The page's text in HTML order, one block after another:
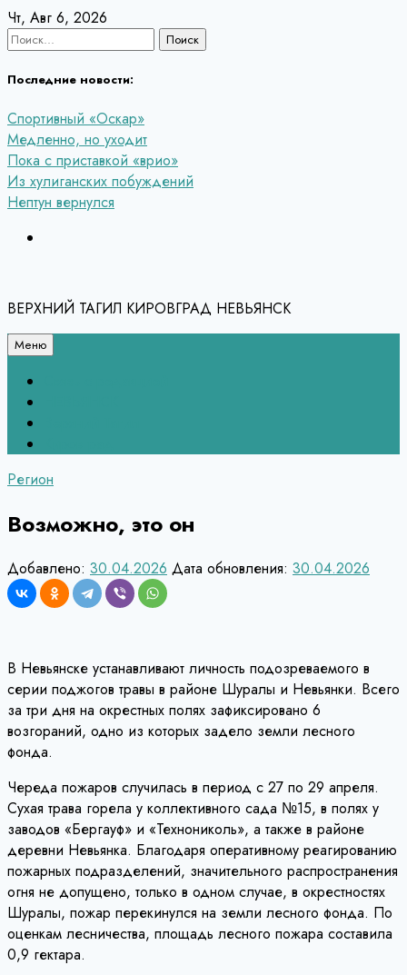
Перейти
к
Чт, Авг 6, 2026
Найти:
Последние новости:
Спортивный «Оскар»
Медленно, но уходит
Пока с приставкой «врио»
Из хулиганских побуждений
Нептун вернулся
ВЕРХНИЙ ТАГИЛ КИРОВГРАД НЕВЬЯНСК
Меню
Регион
Возможно, это он
Добавлено: 30.04.2026 Дата обновления: 30.04.2026
В Невьянске устанавливают личность подозреваемого в
серии поджогов травы в районе Шуралы и Невьянки. Всего
за три дня на окрестных полях зафиксировано 6
возгораний, одно из которых задело земли лесного
фонда.
Череда пожаров случилась в период с 27 по 29 апреля.
Сухая трава горела у коллективного сада №15, в полях у
заводов «Бергауф» и «Технониколь», а также в районе
деревни Невьянка. Благодаря оперативному реагированию
пожарных подразделений, значительного распространения
огня не допущено, только в одном случае, в окрестностях
Шуралы, пожар перекинулся на земли лесного фонда. По
оценкам лесничества, площадь лесного пожара составила
0,9 гектара.